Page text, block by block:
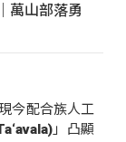
萬山部落勇
今配合族人工
」凸顯